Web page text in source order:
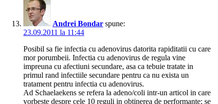
Andrei Bondar spune:
23.09.2011 la 11:44
Posibil sa fie infectia cu adenovirus datorita rapiditatii cu care
mor porumbeii. Infectia cu adenovirus de regula vine
impreuna cu afectiuni secundare, asa ca tebuie tratate in
primul rand infectiile secundare pentru ca nu exista un
tratament pentru infectia cu adenovirus.
Ad Schaelaekens se refera la adeno/coli intr-un articol in care
vorbeste despre cele 10 reguli in obtinerea de performante; se